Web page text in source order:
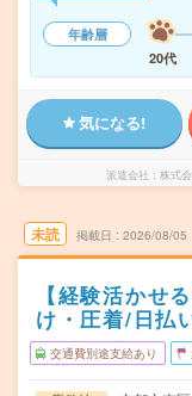
年齢層
20代
気になる!
派遣会社 株式
未読 掲載日 2026/08/05
【経験活かせ
け・圧着/日払
交通費別途支給あり